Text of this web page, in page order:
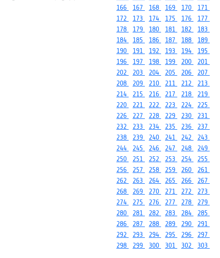
166
167 168 169 170
171
172
173 174 175 176
177
178
179 180 181 182
183
184
185 186 187 188
189
190
191 192 193 194
195
196
197 198 199 200
201
202
203 204 205 206
207
208
209 210 211 212
213
214
215 216 217 218
219
220
221 222 223 224
225
226
227 228 229 230
231
232
233 234 235 236
237
238
239 240 241 242
243
244
245 246 247 248
249
250
251 252 253 254
255
256
257 258 259 260
261
262
263 264 265 266
267
268
269 270 271 272
273
274
275 276 277 278
279
280
281 282 283 284
285
286
287 288 289 290
291
292
293 294 295 296
297
298
299 300 301 302 303